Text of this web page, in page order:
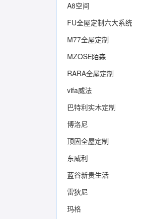
A8空间
FU全屋定制六大系统
M77全屋定制
MZOSE陌森
RARA全屋定制
vifa威法
巴特利实木定制
博洛尼
顶固全屋定制
东威利
蓝谷新贵生活
雷狄尼
玛格